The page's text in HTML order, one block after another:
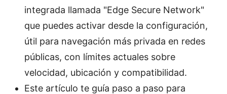
integrada llamada "Edge Secure Network"
que puedes activar desde la configuración,
útil para navegación más privada en redes
públicas, con límites actuales sobre
velocidad, ubicación y compatibilidad.
Este artículo te guía paso a paso para